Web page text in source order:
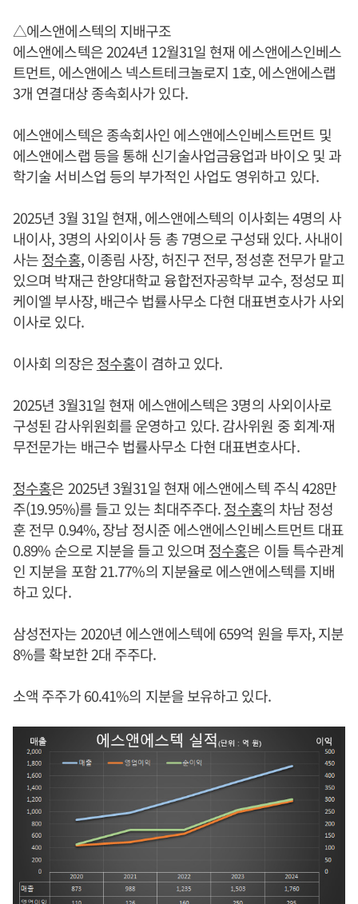
△에스앤에스텍의 지배구조
에스앤에스텍은 2024년 12월31일 현재 에스앤에스인베스
트먼트, 에스앤에스 넥스트테크놀로지 1호, 에스앤에스랩
3개 연결대상 종속회사가 있다.
에스앤에스텍은 종속회사인 에스앤에스인베스트먼트 및
에스앤에스랩 등을 통해 신기술사업금융업과 바이오 및 과
학기술 서비스업 등의 부가적인 사업도 영위하고 있다.
2025년 3월 31일 현재, 에스앤에스텍의 이사회는 4명의 사
내이사, 3명의 사외이사 등 총 7명으로 구성돼 있다. 사내이
사는정수홍, 이종림 사장, 허진구 전무, 정성훈 전무가 맡고
있으며 박재근 한양대학교 융합전자공학부 교수, 정성모 피
케이엘 부사장, 배근수 법률사무소 다현 대표변호사가 사외
이사로 있다.
이사회 의장은정수홍이 겸하고 있다.
2025년 3월31일 현재 에스앤에스텍은 3명의 사외이사로
구성된 감사위원회를 운영하고 있다. 감사위원 중 회계·재
무전문가는 배근수 법률사무소 다현 대표변호사다.
정수홍은 2025년 3월31일 현재 에스앤에스텍 주식 428만
주(19.95%)를 들고 있는 최대주주다.정수홍의 차남 정성
훈 전무 0.94%, 장남 정시준 에스앤에스인베스트먼트 대표
0.89% 순으로 지분을 들고 있으며 정수홍은 이들 특수관계
인 지분을 포함 21.77%의 지분율로 에스앤에스텍를 지배
하고 있다.
삼성전자는 2020년 에스앤에스텍에 659억 원을 투자, 지분
8%를 확보한 2대 주주다.
소액 주주가 60.41%의 지분을 보유하고 있다.